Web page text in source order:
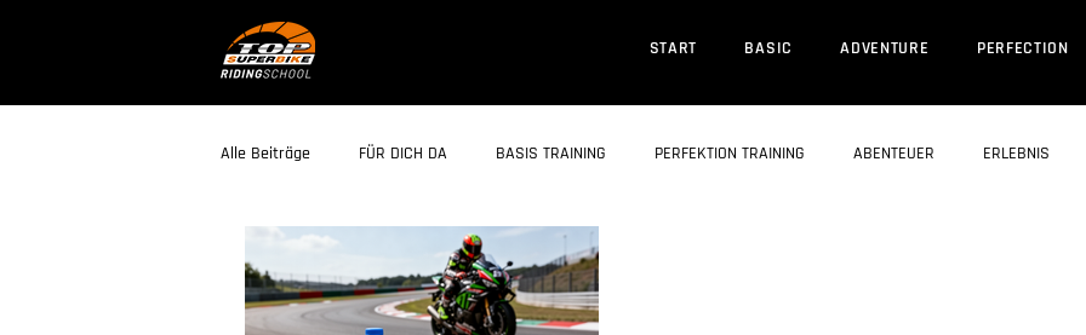
START BASIC ADVENTURE PERFECTION
Alle Beiträge FÜR DICH DA BASIS TRAINING PERFEKTION TRAINING ABENTEUER ERLEBNIS